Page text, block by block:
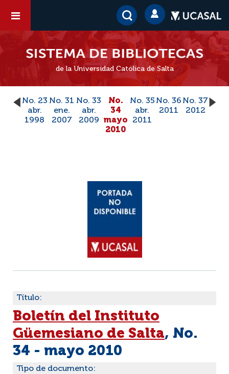
de la Universidad Católica de Salta
No. 23
abr.
1998
No. 31
ene.
2007
No. 33
abr.
2009
No.
34
mayo
2010
No. 35
abr.
2011
No. 36
2011
No. 37
2012
Título:
Boletín del Instituto
Güemesiano de Salta, No.
34 - mayo 2010
Tipo de documento: